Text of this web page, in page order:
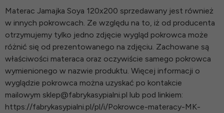
Materac Jamajka Soya 120x200 sprzedawany jest również
w innych pokrowcach. Ze względu na to, iż od producenta
otrzymujemy tylko jedno zdjęcie wygląd pokrowca może
różnić się od prezentowanego na zdjęciu. Zachowane są
właściwości materaca oraz oczywiście samego pokrowca
wymienionego w nazwie produktu. Więcej informacji o
wyglądzie pokrowca można uzyskać po kontakcie
mailowym sklep@fabrykasypialni.pl lub pod linkiem:
https://fabrykasypialni.pl/pl/i/Pokrowce-materacy-MK-